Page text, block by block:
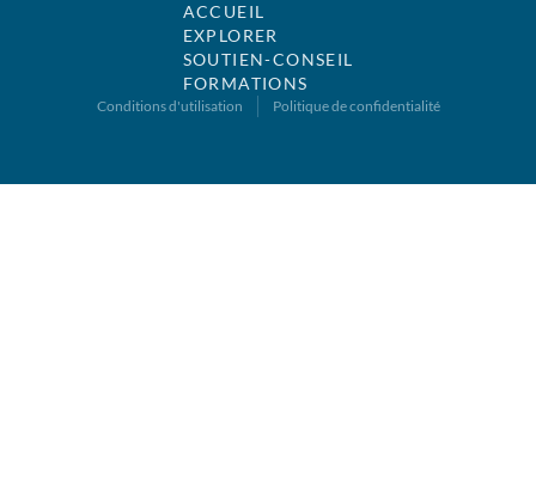
ACCUEIL
EXPLORER
SOUTIEN-CONSEIL
FORMATIONS
Conditions d'utilisation Politique de confidentialité